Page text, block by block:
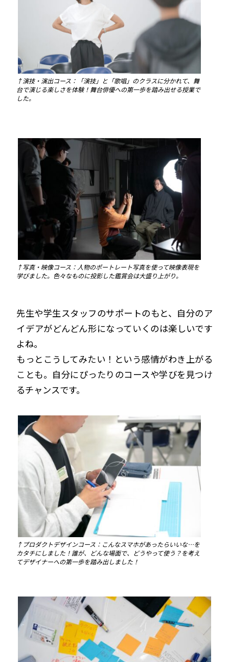
↑演技・演出コース：「演技」と「歌唱」のクラスに分かれて、舞
台で演じる楽しさを体験！舞台俳優への第一歩を踏み出せる授業で
した。
↑写真・映像コース：人物のポートレート写真を使って映像表現を
学びました。色々なものに投影した鑑賞会は大盛り上がり。
先生や学生スタッフのサポートのもと、自分のア
イデアがどんどん形になっていくのは楽しいです
よね。
もっとこうしてみたい！という感情がわき上がる
ことも。自分にぴったりのコースや学びを見つけ
るチャンスです。
↑プロダクトデザインコース：こんなスマホがあったらいいな…を
カタチにしました！誰が、どんな場面で、どうやって使う？を考え
てデザイナーへの第一歩を踏み出しました！